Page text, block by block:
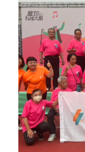
力
秀
競
賽
–
–
熱
情
與
夢
想，
永